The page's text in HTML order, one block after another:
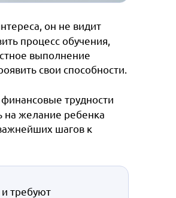
он не видит
процесс обучения,
выполнение
свои способности.
трудности
на желание ребенка
шагов к
требуют